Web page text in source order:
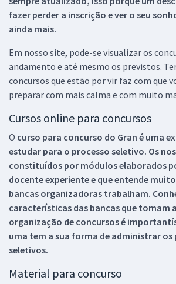
fazer perder a inscrição e ver o seu
ainda mais.
Em nosso site, pode-se visualizar os
andamento e até mesmo os previstos.
concursos que estão por vir faz com que
preparar com mais calma e com muito
Cursos online para concursos
O curso para concurso do Gran é uma
estudar para o processo seletivo. Os
constituídos por módulos elaborados
docente experiente e que entende
bancas organizadoras trabalham.
características das bancas que tomam
organização de concursos é
uma tem a sua forma de administrar os
seletivos.
Material para concurso